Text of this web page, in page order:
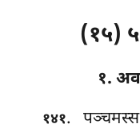
(१५)
१.
१४१. पञ्चमस्स